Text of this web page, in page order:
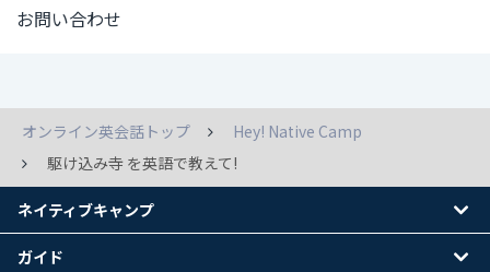
お問い合わせ
オンライン英会話トップ
Hey! Native Camp
駆け込み寺 を英語で教えて!
ネイティブキャンプ
ガイド